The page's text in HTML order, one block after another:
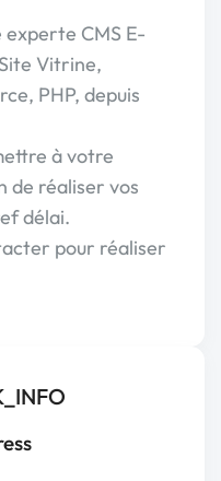
experte CMS E-
Vitrine,
PHP, depuis
à votre
de réaliser vos
délai.
pour réaliser